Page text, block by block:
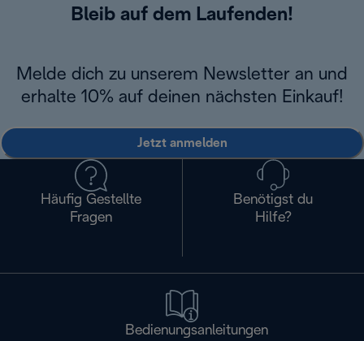
Bleib auf dem Laufenden!
Melde dich zu unserem Newsletter an und
erhalte 10% auf deinen nächsten Einkauf!
Jetzt anmelden
Häufig Gestellte
Fragen
Benötigst du
Hilfe?
Bedienungsanleitungen